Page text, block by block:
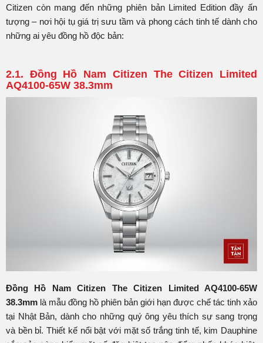
Citizen còn mang đến những phiên bản Limited Edition đầy ấn
tượng – nơi hội tụ giá trị sưu tầm và phong cách tinh tế dành cho
những ai yêu đồng hồ độc bản:
2.1. Đồng Hồ Nam Citizen The Citizen Limited
AQ4100-65W 38.3mm
Đồng Hồ Nam Citizen The Citizen Limited AQ4100-65W
38.3mm là mẫu đồng hồ phiên bản giới hạn được chế tác tinh xảo
tại Nhật Bản, dành cho những quý ông yêu thích sự sang trọng
và bền bỉ. Thiết kế nổi bật với mặt số trắng tinh tế, kim Dauphine